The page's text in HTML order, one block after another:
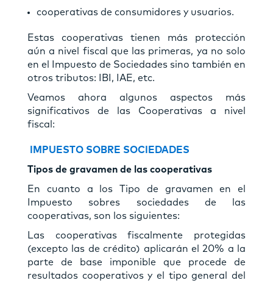
cooperativas de consumidores y usuarios.
Estas cooperativas tienen más protección
aún a nivel fiscal que las primeras, ya no solo
en el Impuesto de Sociedades sino también en
otros tributos: IBI, IAE, etc.
Veamos ahora algunos aspectos más
significativos de las Cooperativas a nivel
fiscal:
IMPUESTO SOBRE SOCIEDADES
Tipos de gravamen de las cooperativas
En cuanto a los Tipo de gravamen en el
Impuesto sobres sociedades de las
cooperativas, son los siguientes:
Las cooperativas fiscalmente protegidas
(excepto las de crédito) aplicarán el 20% a la
parte de base imponible que procede de
resultados cooperativos y el tipo general del